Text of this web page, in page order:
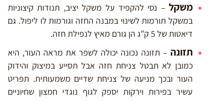
משקל – נסי להקפיד על משקל יציב, תנודות קיצוניות
במשקל תורמות לשינוי במבנה החזה וגורמות לו ליפול. גם
דיאטות של 5 ק”ג הן גורם מאיץ לנפילת חזה.
תזונה – תזונה נכונה יכולה לשפר את מראה העור, היא
כמובן לא תבטל צניחת חזה אבל תסייע במיצוק והידוק
העור ובכך מניעה של צניחת שדיים משמעותית. תפריט
עשיר בפירות וירקות יספק לגוף נוגדי חמצון שחיוניים